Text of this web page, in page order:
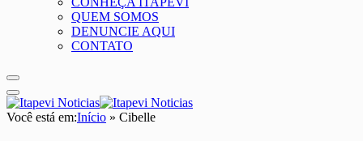
QUEM SOMOS
DENUNCIE AQUI
CONTATO
Você está em:Início » Cibelle